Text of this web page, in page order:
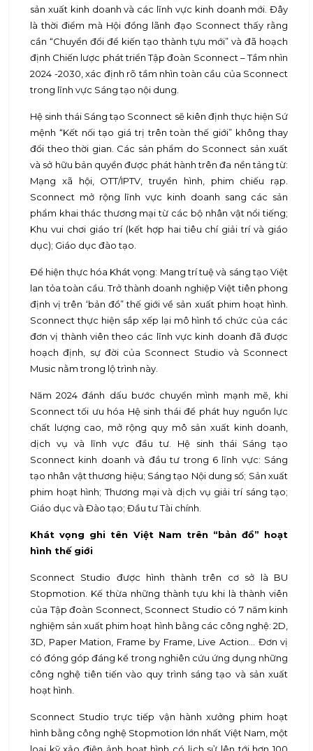
sản xuất kinh doanh và các lĩnh vực kinh doanh mới. Đây
là thời điểm mà Hội đồng lãnh đạo Sconnect thấy rằng
cần “Chuyển đổi để kiến tạo thành tựu mới” và đã hoạch
định Chiến lược phát triển Tập đoàn Sconnect – Tầm nhìn
2024 -2030, xác định rõ tầm nhìn toàn cầu của Sconnect
trong lĩnh vực Sáng tạo nội dung.
Hệ sinh thái Sáng tạo Sconnect sẽ kiên định thực hiện Sứ
mệnh “Kết nối tạo giá trị trên toàn thế giới” không thay
đổi theo thời gian. Các sản phẩm do Sconnect sản xuất
và sở hữu bản quyền được phát hành trên đa nền tảng từ:
Mạng xã hội, OTT/IPTV, truyền hình, phim chiếu rạp.
Sconnect mở rộng lĩnh vực kinh doanh sang các sản
phẩm khai thác thương mại từ các bộ nhân vật nổi tiếng;
Khu vui chơi giáo trí (kết hợp hai tiêu chí giải trí và giáo
dục); Giáo dục đào tạo.
Để hiện thực hóa Khát vọng: Mang trí tuệ và sáng tạo Việt
lan tỏa toàn cầu. Trở thành doanh nghiệp Việt tiên phong
định vị trên ‘bản đồ” thế giới về sản xuất phim hoạt hình.
Sconnect thực hiện sắp xếp lại mô hình tổ chức của các
đơn vị thành viên theo các lĩnh vực kinh doanh đã được
hoạch định, sự đời của Sconnect Studio và Sconnect
Music nằm trong lộ trình này.
Năm 2024 đánh dấu bước chuyển mình mạnh mẽ, khi
Sconnect tối ưu hóa Hệ sinh thái để phát huy nguồn lực
chất lượng cao, mở rộng quy mô sản xuất kinh doanh,
dịch vụ và lĩnh vực đầu tư. Hệ sinh thái Sáng tạo
Sconnect kinh doanh và đầu tư trong 6 lĩnh vực: Sáng
tạo nhân vật thương hiệu; Sáng tạo Nội dung số; Sản xuất
phim hoạt hình; Thương mại và dịch vụ giải trí sáng tạo;
Giáo dục và Đào tạo; Đầu tư Tài chính.
Khát vọng ghi tên Việt Nam trên “bản đồ” hoạt
hình thế giới
Sconnect Studio được hình thành trên cơ sở là BU
Stopmotion. Kế thừa những thành tựu khi là thành viên
của Tập đoàn Sconnect, Sconnect Studio có 7 năm kinh
nghiệm sản xuất phim hoạt hình bằng các công nghệ: 2D,
3D, Paper Mation, Frame by Frame, Live Action... Đơn vị
có đóng góp đáng kể trong nghiên cứu ứng dụng những
công nghệ tiên tiến vào quy trình sáng tạo và sản xuất
hoạt hình.
Sconnect Studio trực tiếp vận hành xưởng phim hoạt
hình bằng công nghệ Stopmotion lớn nhất Việt Nam, một